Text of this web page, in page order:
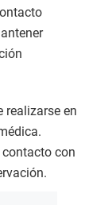
realizarse en
con